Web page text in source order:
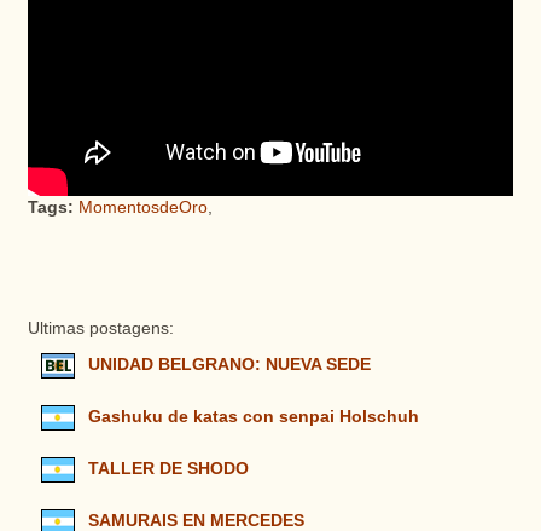
Tags: MomentosdeOro,
Ultimas postagens:
UNIDAD BELGRANO: NUEVA SEDE
Gashuku de katas con senpai Holschuh
TALLER DE SHODO
SAMURAIS EN MERCEDES